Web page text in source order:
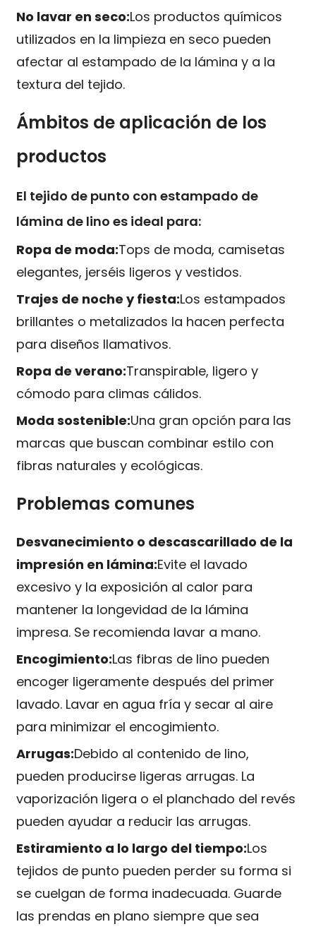
No lavar en seco:Los productos químicos
utilizados en la limpieza en seco pueden
afectar al estampado de la lámina y a la
textura del tejido.
Ámbitos de aplicación de los
productos
El tejido de punto con estampado de
lámina de lino es ideal para:
Ropa de moda:Tops de moda, camisetas
elegantes, jerséis ligeros y vestidos.
Trajes de noche y fiesta:Los estampados
brillantes o metalizados la hacen perfecta
para diseños llamativos.
Ropa de verano:Transpirable, ligero y
cómodo para climas cálidos.
Moda sostenible:Una gran opción para las
marcas que buscan combinar estilo con
fibras naturales y ecológicas.
Problemas comunes
Desvanecimiento o descascarillado de la
impresión en lámina:Evite el lavado
excesivo y la exposición al calor para
mantener la longevidad de la lámina
impresa. Se recomienda lavar a mano.
Encogimiento:Las fibras de lino pueden
encoger ligeramente después del primer
lavado. Lavar en agua fría y secar al aire
para minimizar el encogimiento.
Arrugas:Debido al contenido de lino,
pueden producirse ligeras arrugas. La
vaporización ligera o el planchado del revés
pueden ayudar a reducir las arrugas.
Estiramiento a lo largo del tiempo:Los
tejidos de punto pueden perder su forma si
se cuelgan de forma inadecuada. Guarde
las prendas en plano siempre que sea